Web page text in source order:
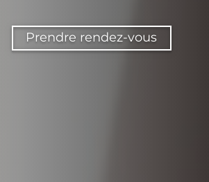
Prendre rendez-vous